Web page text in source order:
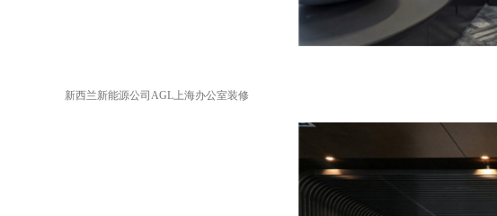
新西兰新能源公司AGL上海办公室装修